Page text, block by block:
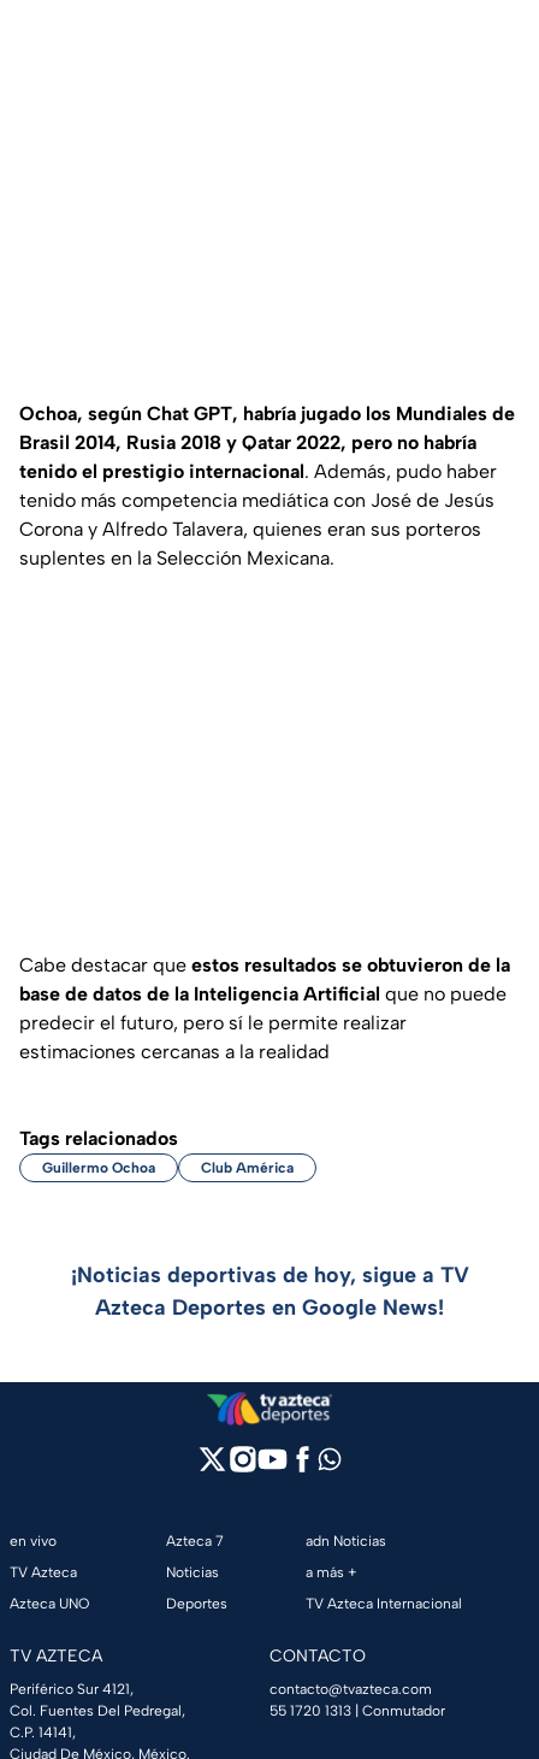
Ochoa, según Chat GPT, habría jugado los Mundiales de
Brasil 2014, Rusia 2018 y Qatar 2022, pero no habría
tenido el prestigio internacional. Además, pudo haber
tenido más competencia mediática con José de Jesús
Corona y Alfredo Talavera, quienes eran sus porteros
suplentes en la Selección Mexicana.
Cabe destacar que estos resultados se obtuvieron de la
base de datos de la Inteligencia Artificial que no puede
predecir el futuro, pero sí le permite realizar
estimaciones cercanas a la realidad
Tags relacionados
Guillermo Ochoa Club América
¡Noticias deportivas de hoy, sigue a TV
Azteca Deportes en Google News!
en vivo
TV Azteca
Azteca UNO
Azteca 7
Noticias
Deportes
adn Noticias
a más +
TV Azteca Internacional
TV AZTECA
Periférico Sur 4121,
Col. Fuentes Del Pedregal,
C.P. 14141,
Ciudad De México, México.
CONTACTO
contacto@tvazteca.com
55 1720 1313 | Conmutador